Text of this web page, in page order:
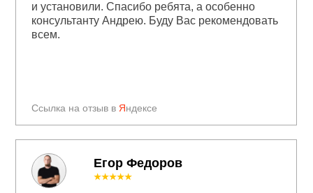
Ссылка на отзыв в Яндексе
и установили. Спасибо ребята, а особенно
консультанту Андрею. Буду Вас рекомендовать
всем.
Егор Федоров
★★★★★